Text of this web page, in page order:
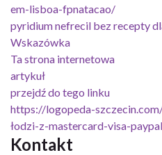
em-lisboa-fpnatacao/
pyridium nefrecil bez recepty
Wskazówka
Ta strona internetowa
artykuł
przejdź do tego linku
https://logopeda-
łodzi-z-mastercard-visa-
Kontakt